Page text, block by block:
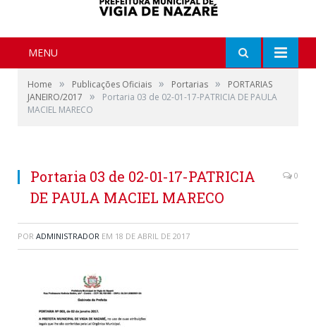
MENU
Home » Publicações Oficiais » Portarias »
PORTARIAS
JANEIRO/2017
»
Portaria 03 de 02-01-17-PATRICIA DE PAULA
MACIEL MARECO
Portaria 03 de 02-01-17-PATRICIA
DE PAULA MACIEL MARECO
0
POR ADMINISTRADOR EM 18 DE ABRIL DE 2017